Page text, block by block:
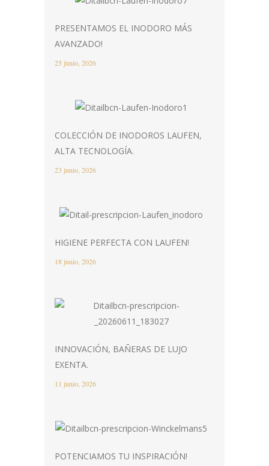
PRESENTAMOS EL INODORO MÁS
AVANZADO!
25 junio, 2026
COLECCIÓN DE INODOROS LAUFEN,
ALTA TECNOLOGÍA.
23 junio, 2026
HIGIENE PERFECTA CON LAUFEN!
18 junio, 2026
INNOVACIÓN, BAÑERAS DE LUJO
EXENTA.
11 junio, 2026
POTENCIAMOS TU INSPIRACIÓN!